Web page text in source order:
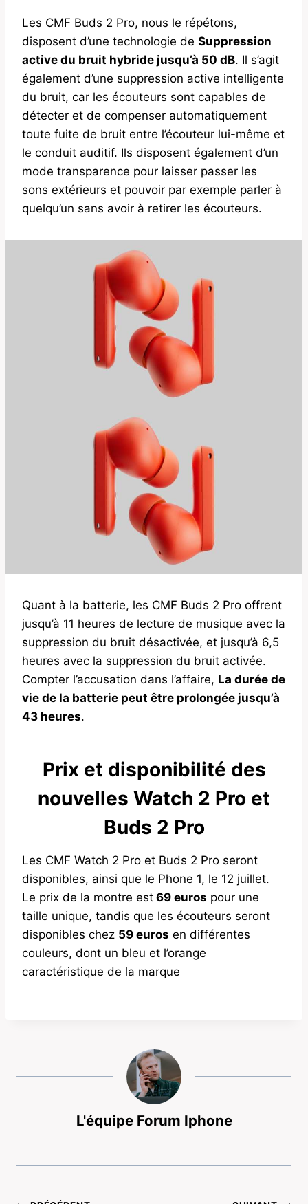
Les CMF Buds 2 Pro, nous le répétons,
disposent d’une technologie de Suppression
active du bruit hybride jusqu’à 50 dB. Il s’agit
également d’une suppression active intelligente
du bruit, car les écouteurs sont capables de
détecter et de compenser automatiquement
toute fuite de bruit entre l’écouteur lui-même et
le conduit auditif. Ils disposent également d’un
mode transparence pour laisser passer les
sons extérieurs et pouvoir par exemple parler à
quelqu’un sans avoir à retirer les écouteurs.
Quant à la batterie, les CMF Buds 2 Pro offrent
jusqu’à 11 heures de lecture de musique avec la
suppression du bruit désactivée, et jusqu’à 6,5
heures avec la suppression du bruit activée.
Compter l’accusation dans l’affaire, La durée de
vie de la batterie peut être prolongée jusqu’à
43 heures.
Prix ​​et disponibilité des
nouvelles Watch 2 Pro et
Buds 2 Pro
Les CMF Watch 2 Pro et Buds 2 Pro seront
disponibles, ainsi que le Phone 1, le 12 juillet.
Le prix de la montre est 69 euros pour une
taille unique, tandis que les écouteurs seront
disponibles chez 59 euros en différentes
couleurs, dont un bleu et l’orange
caractéristique de la marque
L'équipe Forum Iphone